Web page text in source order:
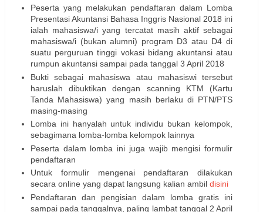
Peserta yang melakukan pendaftaran dalam Lomba
Presentasi Akuntansi Bahasa Inggris Nasional 2018 ini
ialah mahasiswa/i yang tercatat masih aktif sebagai
mahasiswa/i (bukan alumni) program D3 atau D4 di
suatu perguruan tinggi vokasi bidang akuntansi atau
rumpun akuntansi sampai pada tanggal 3 April 2018
Bukti sebagai mahasiswa atau mahasiswi tersebut
haruslah dibuktikan dengan scanning KTM (Kartu
Tanda Mahasiswa) yang masih berlaku di PTN/PTS
masing-masing
Lomba ini hanyalah untuk individu bukan kelompok,
sebagimana lomba-lomba kelompok lainnya
Peserta dalam lomba ini juga wajib mengisi formulir
pendaftaran
Untuk formulir mengenai pendaftaran dilakukan
secara online yang dapat langsung kalian ambil disini
Pendaftaran dan pengisian dalam lomba gratis ini
sampai pada tanggalnya, paling lambat tanggal 2 April